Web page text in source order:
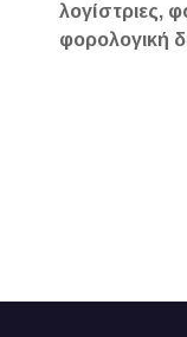
λογίστριες,
φορολογική